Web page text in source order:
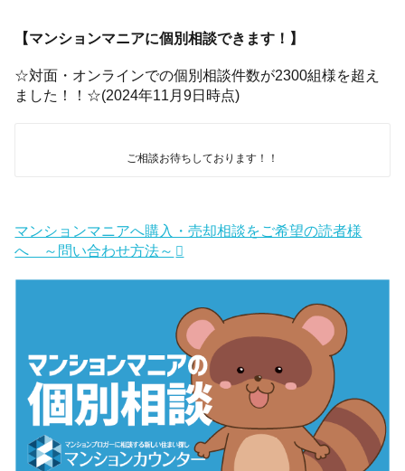
【マンションマニアに個別相談できます！】
☆対面・オンラインでの個別相談件数が2300組様を超え
ました！！☆(2024年11月9日時点)
ご相談お待ちしております！！
マンションマニアへ購入・売却相談をご希望の読者様
へ ～問い合わせ方法～